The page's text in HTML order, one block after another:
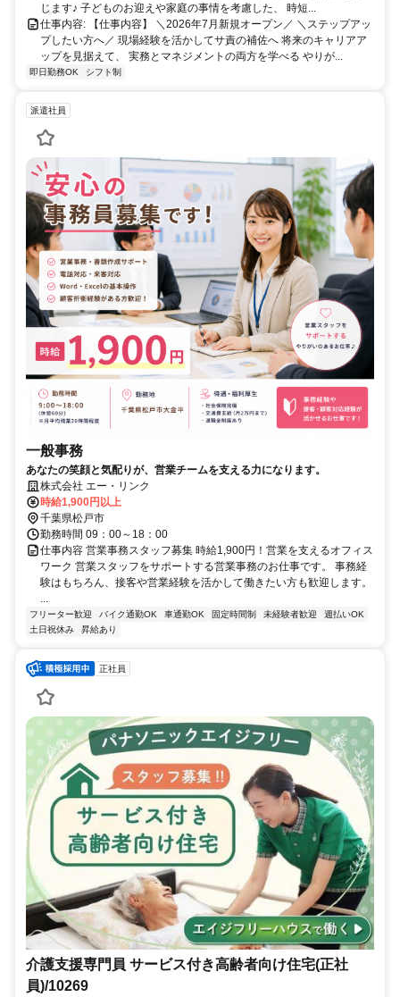
じます♪ 子どものお迎えや家庭の事情を考慮した、 時短...
仕事内容: 【仕事内容】 ＼2026年7月新規オープン／ ＼ステップアッ
プしたい方へ／ 現場経験を活かしてサ責の補佐へ 将来のキャリアア
ップを見据えて、 実務とマネジメントの両方を学べる やりが...
即日勤務OK シフト制
派遣社員
一般事務
あなたの笑顔と気配りが、営業チームを支える力になります。
株式会社 エー・リンク
時給1,900円以上
千葉県松戸市
勤務時間 09：00～18：00
仕事内容 営業事務スタッフ募集 時給1,900円！営業を支えるオフィス
ワーク 営業スタッフをサポートする営業事務のお仕事です。 事務経
験はもちろん、接客や営業経験を活かして働きたい方も歓迎します。
...
フリーター歓迎 バイク通勤OK 車通勤OK 固定時間制 未経験者歓迎
週払いOK
土日祝休み
昇給あり
正社員
介護支援専門員 サービス付き高齢者向け住宅(正社
員)/10269